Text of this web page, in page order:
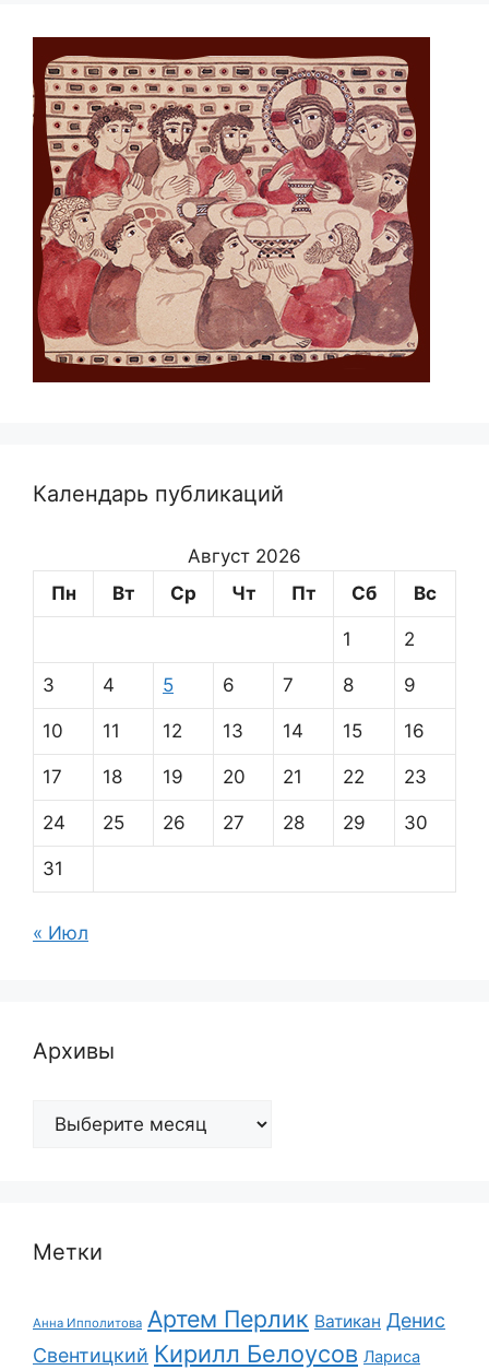
Календарь публикаций
Август 2026
Пн
Вт Ср Чт Пт Сб Вс
1 2
3 4 5 6 7 8 9
10 11 12 13 14 15 16
17 18 19 20 21 22 23
24 25 26 27 28 29 30
31
« Июл
Архивы
Архивы
Метки
Анна Ипполитова Артем Перлик Ватикан Денис
Свентицкий Кирилл Белоусов Лариса